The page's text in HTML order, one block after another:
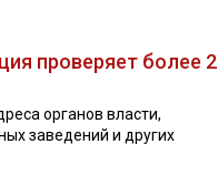
проверяет более 2
органов власти,
заведений и других